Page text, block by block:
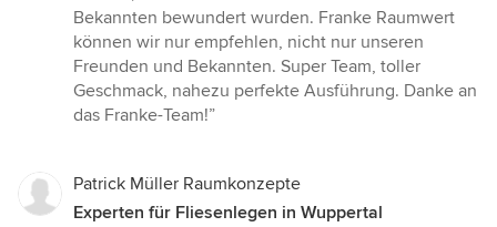
Bekannten bewundert wurden. Franke Raumwert
können wir nur empfehlen, nicht nur unseren
Freunden und Bekannten. Super Team, toller
Geschmack, nahezu perfekte Ausführung. Danke an
das Franke-Team!”
Patrick Müller Raumkonzepte
Experten für Fliesenlegen in Wuppertal